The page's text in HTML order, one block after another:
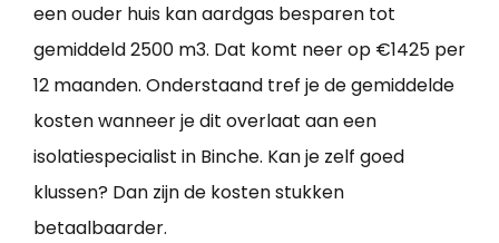
een ouder huis kan aardgas besparen tot
gemiddeld 2500 m3. Dat komt neer op €1425 per
12 maanden. Onderstaand tref je de gemiddelde
kosten wanneer je dit overlaat aan een
isolatiespecialist in Binche. Kan je zelf goed
klussen? Dan zijn de kosten stukken
betaalbaarder.